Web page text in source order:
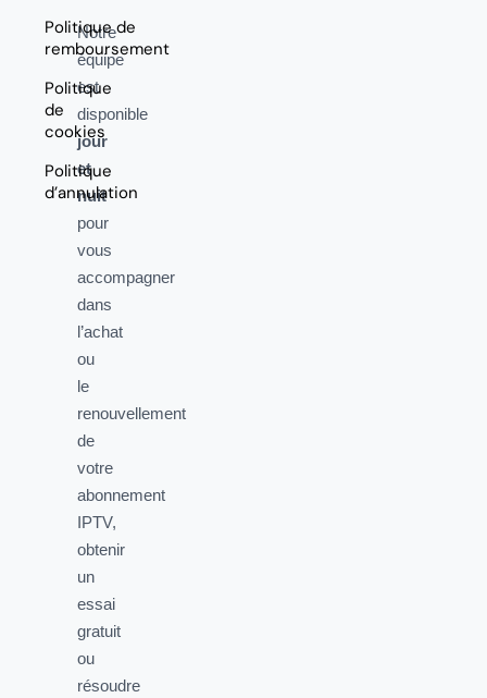
Politique de
remboursement
Politique
de
cookies
Politique
d’annulation
Notre
équipe
est
disponible
jour
et
nuit
pour
vous
accompagner
dans
l’achat
ou
le
renouvellement
de
votre
abonnement
IPTV,
obtenir
un
essai
gratuit
ou
résoudre